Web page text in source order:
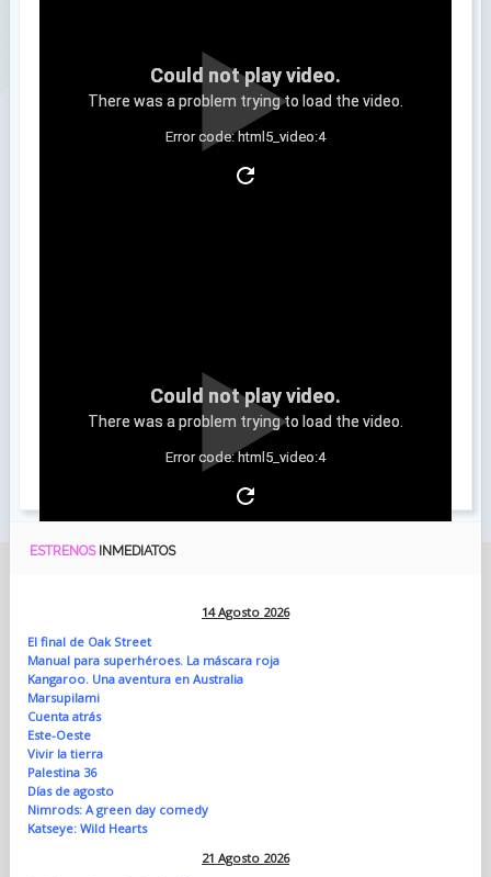
Could not play video.
There was a problem trying to load the video.
Error code: html5_video:4
Could not play video.
There was a problem trying to load the video.
Error code: html5_video:4
ESTRENOS INMEDIATOS
14 Agosto 2026
El final de Oak Street
Manual para superhéroes. La máscara roja
Kangaroo. Una aventura en Australia
Marsupilami
Cuenta atrás
Este-Oeste
Vivir la tierra
Palestina 36
Días de agosto
Nimrods: A green day comedy
Katseye: Wild Hearts
21 Agosto 2026